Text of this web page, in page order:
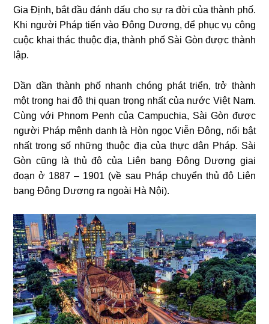
Gia Định, bắt đầu đánh dấu cho sự ra đời của thành phố.
Khi người Pháp tiến vào Đông Dương, để phục vụ công
cuộc khai thác thuộc địa, thành phố Sài Gòn được thành
lập.
Dần dần thành phố nhanh chóng phát triển, trở thành
một trong hai đô thị quan trọng nhất của nước Việt Nam.
Cùng với Phnom Penh của Campuchia, Sài Gòn được
người Pháp mệnh danh là Hòn ngọc Viễn Đông, nổi bật
nhất trong số những thuộc địa của thực dân Pháp. Sài
Gòn cũng là thủ đô của Liên bang Đông Dương giai
đoạn ở 1887 – 1901 (về sau Pháp chuyển thủ đô Liên
bang Đông Dương ra ngoài Hà Nội).